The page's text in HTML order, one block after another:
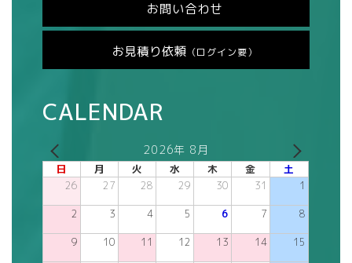
お問い合わせ
お見積り依頼 （ログイン要）
CALENDAR
2026年 8月
日 月 火 水 木 金 土
26 27 28 29 30 31 1
2 3 4 5 6 7 8
9 10 11 12 13 14 15